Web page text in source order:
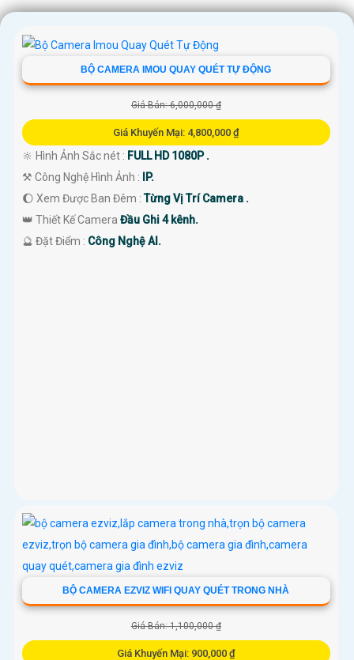
BỘ CAMERA IMOU QUAY QUÉT TỰ ĐỘNG
Giá Bán: 6,000,000 ₫
Giá Khuyến Mại: 4,800,000 ₫
🔆 Hình Ảnh Sắc nét : FULL HD 1080P .
⚒ Công Nghệ Hình Ảnh : IP.
🌔 Xem Được Ban Đêm :Từng Vị Trí Camera .
👑 Thiết Kế Camera Đầu Ghi 4 kênh.
️🔮 Đặt Điểm : Công Nghệ AI.
BỘ CAMERA EZVIZ WIFI QUAY QUÉT TRONG NHÀ
Giá Bán: 1,100,000 ₫
Giá Khuyến Mại: 900,000 ₫